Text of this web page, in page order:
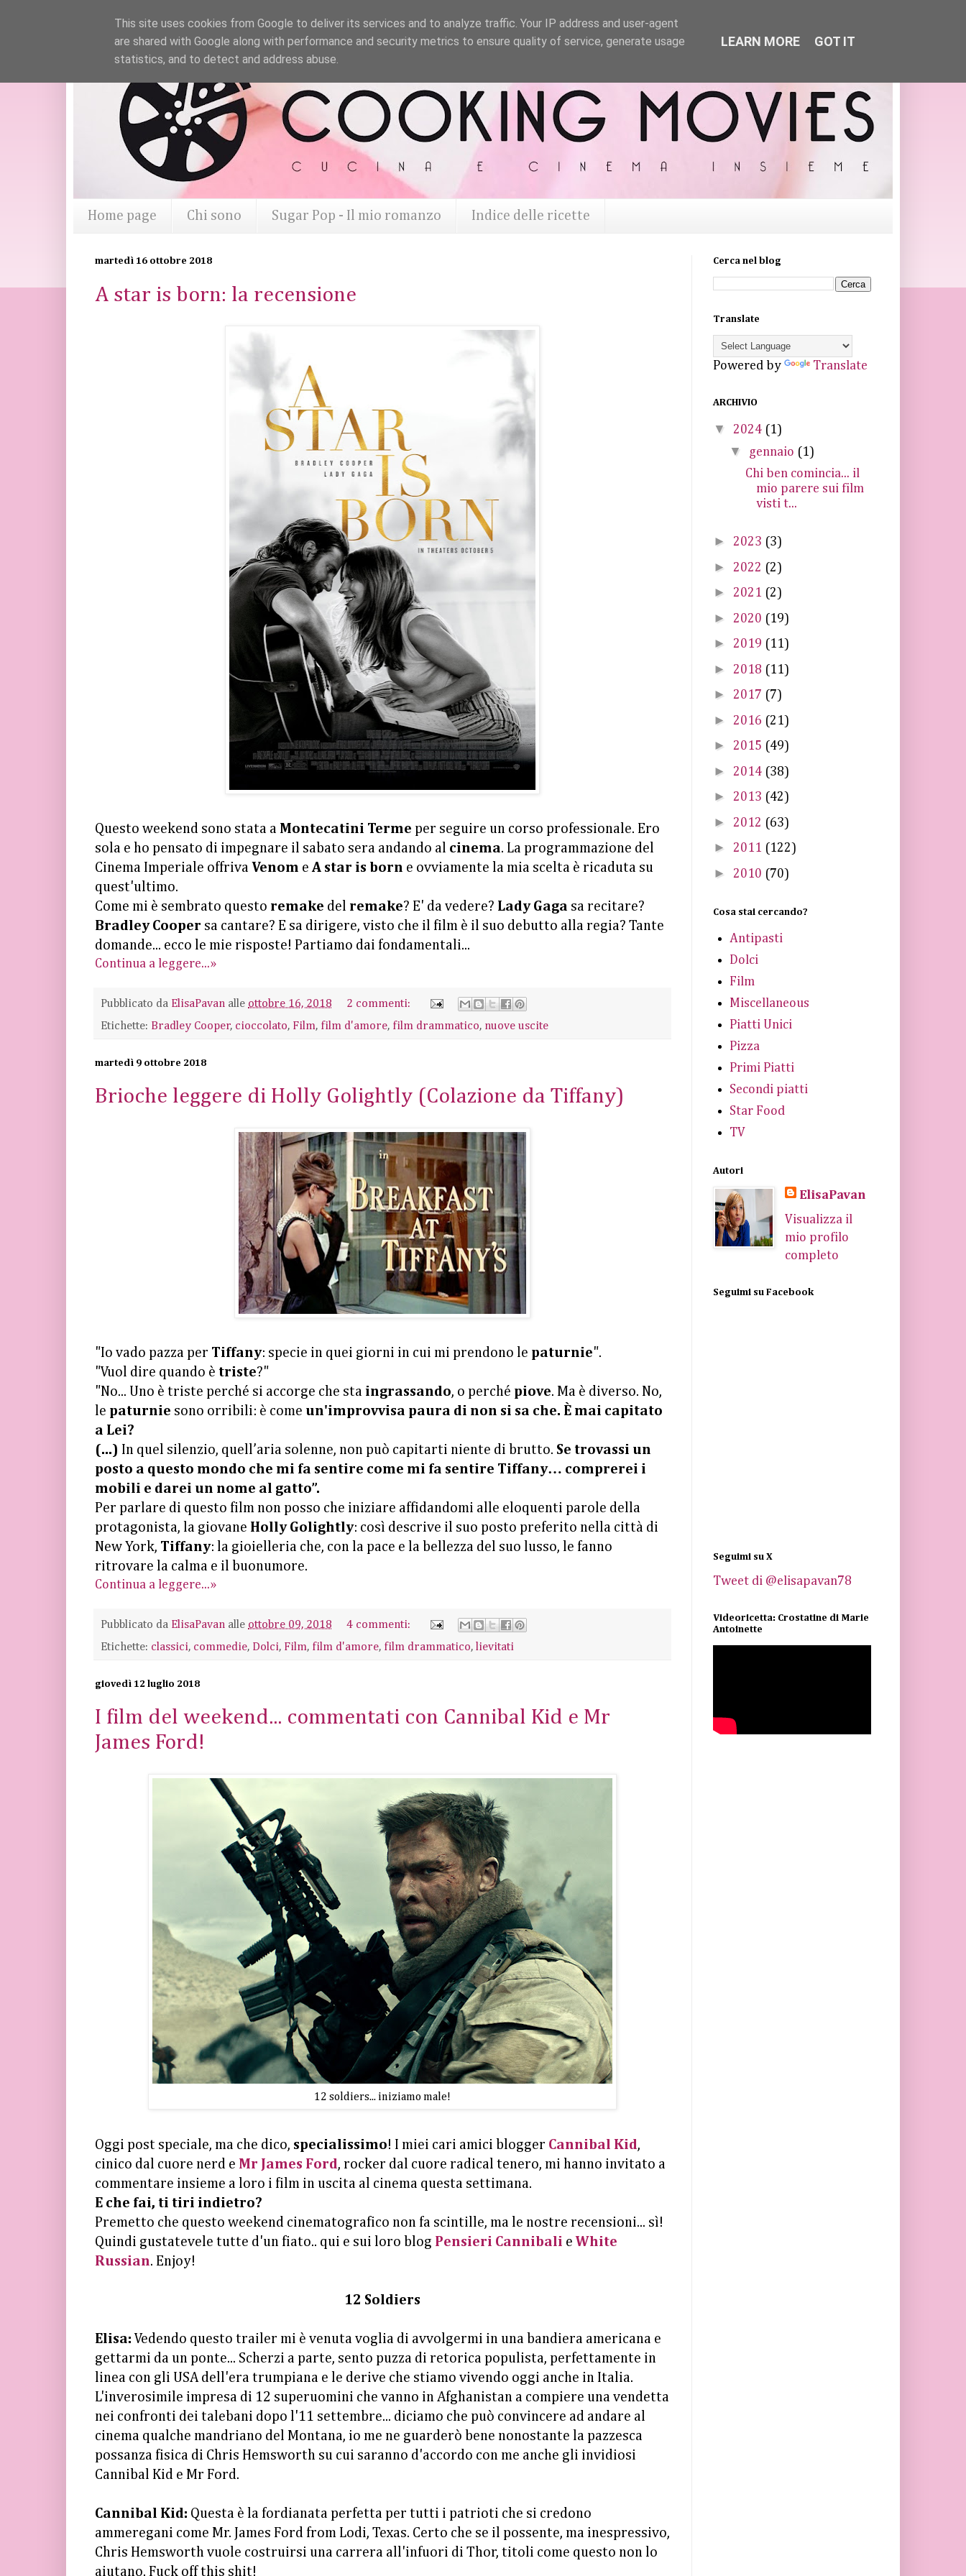
Home page Chi sono Sugar Pop - Il mio romanzo Indice delle ricette
martedì 16 ottobre 2018
A star is born: la recensione
Questo weekend sono stata a Montecatini Terme per seguire un corso professionale. Ero
sola e ho pensato di impegnare il sabato sera andando al cinema. La programmazione del
Cinema Imperiale offriva Venom e A star is born e ovviamente la mia scelta è ricaduta su
quest'ultimo.
Come mi è sembrato questo remake del remake? E' da vedere? Lady Gaga sa recitare?
Bradley Cooper sa cantare? E sa dirigere, visto che il film è il suo debutto alla regia? Tante
domande... ecco le mie risposte! Partiamo dai fondamentali...
Continua a leggere...»
Pubblicato da ElisaPavan alle ottobre 16, 2018
2 commenti:
Etichette: Bradley Cooper, cioccolato, Film, film d'amore, film drammatico, nuove uscite
martedì 9 ottobre 2018
Brioche leggere di Holly Golightly (Colazione da Tiffany)
"Io vado pazza per Tiffany: specie in quei giorni in cui mi prendono le paturnie".
"Vuol dire quando è triste?"
"No... Uno è triste perché si accorge che sta ingrassando, o perché piove. Ma è diverso. No,
le paturnie sono orribili: è come un'improvvisa paura di non si sa che. È mai capitato
a Lei?
(...)
In quel silenzio, quell’aria solenne, non può capitarti niente di brutto. Se trovassi un
posto a questo mondo che mi fa sentire come mi fa sentire Tiffany… comprerei i
mobili e darei un nome al gatto”.
Per parlare di questo film non posso che iniziare affidandomi alle eloquenti parole della
protagonista, la giovane Holly Golightly: così descrive il suo posto preferito nella città di
New York, Tiffany: la gioielleria che, con la pace e la bellezza del suo lusso, le fanno
ritrovare la calma e il buonumore.
Continua a leggere...»
Pubblicato da ElisaPavan alle ottobre 09, 2018
4 commenti:
Etichette: classici, commedie, Dolci, Film, film d'amore, film drammatico, lievitati
giovedì 12 luglio 2018
I film del weekend... commentati con Cannibal Kid e Mr
James Ford!
12 soldiers... iniziamo male!
Oggi post speciale, ma che dico, specialissimo! I miei cari amici blogger Cannibal Kid,
cinico dal cuore nerd e Mr James Ford, rocker dal cuore radical tenero, mi hanno invitato a
commentare insieme a loro i film in uscita al cinema questa settimana.
E che fai, ti tiri indietro?
Premetto che questo weekend cinematografico non fa scintille, ma le nostre recensioni... sì!
Quindi gustatevele tutte d'un fiato.. qui e sui loro blog Pensieri Cannibali e White
Russian. Enjoy!
12 Soldiers
Elisa: Vedendo questo trailer mi è venuta voglia di avvolgermi in una bandiera americana e
gettarmi da un ponte... Scherzi a parte, sento puzza di retorica populista, perfettamente in
linea con gli USA dell'era trumpiana e le derive che stiamo vivendo oggi anche in Italia.
L'inverosimile impresa di 12 superuomini che vanno in Afghanistan a compiere una vendetta
nei confronti dei talebani dopo l'11 settembre... diciamo che può convincere ad andare al
cinema qualche mandriano del Montana, io me ne guarderò bene nonostante la pazzesca
possanza fisica di Chris Hemsworth su cui saranno d'accordo con me anche gli invidiosi
Cannibal Kid e Mr Ford.
Cannibal Kid: Questa è la fordianata perfetta per tutti i patrioti che si credono
ammeregani come Mr. James Ford from Lodi, Texas. Certo che se il possente, ma inespressivo,
Chris Hemsworth vuole costruirsi una carrera all'infuori di Thor, titoli come questo non lo
aiutano. Fuck off this shit!
Cerca nel blog
Translate
Powered by Translate
ARCHIVIO
▼ 2024 (1)
▼ gennaio (1)
Chi ben comincia... il
mio parere sui film
visti t...
► 2023 (3)
► 2022 (2)
► 2021 (2)
► 2020 (19)
► 2019 (11)
► 2018 (11)
► 2017 (7)
► 2016 (21)
► 2015 (49)
► 2014 (38)
► 2013 (42)
► 2012 (63)
► 2011 (122)
► 2010 (70)
Cosa stai cercando?
Antipasti
Dolci
Film
Miscellaneous
Piatti Unici
Pizza
Primi Piatti
Secondi piatti
Star Food
TV
Autori
ElisaPavan
Visualizza il
mio profilo
completo
Seguimi su Facebook
Seguimi su X
Tweet di @elisapavan78
Videoricetta: Crostatine di Marie
Antoinette
This site uses cookies from Google to deliver its services and to analyze traffic. Your IP address and user-agent
are shared with Google along with performance and security metrics to ensure quality of service, generate usage
statistics, and to detect and address abuse.
LEARN MORE GOT IT